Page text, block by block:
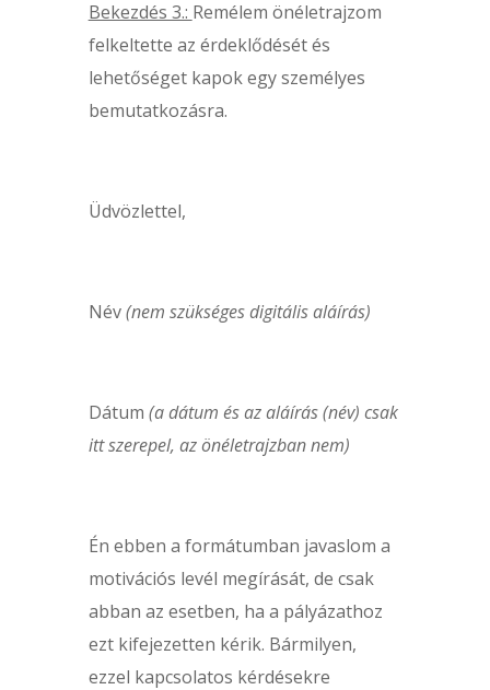
Bekezdés 3.: Remélem önéletrajzom
felkeltette az érdeklődését és
lehetőséget kapok egy személyes
bemutatkozásra.
Üdvözlettel,
Név(nem szükséges digitális aláírás)
Dátum (a dátum és az aláírás (név) csak
itt szerepel, az önéletrajzban nem)
Én ebben a formátumban javaslom a
motivációs levél megírását, de csak
abban az esetben, ha a pályázathoz
ezt kifejezetten kérik. Bármilyen,
ezzel kapcsolatos kérdésekre